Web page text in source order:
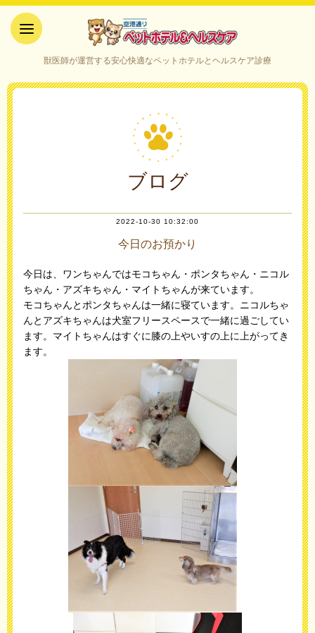
ケア｜山口県宇部市
獣医師が運営する安心快適なペットホテルとヘルスケア診療
ブログ
2022-10-30 10:32:00
今日のお預かり
今日は、ワンちゃんではモコちゃん・ポンタちゃん・ニコル
ちゃん・アズキちゃん・マイトちゃんが来ています。
モコちゃんとポンタちゃんは一緒に寝ています。ニコルちゃ
んとアズキちゃんは犬室フリースペースで一緒に過ごしてい
ます。マイトちゃんはすぐに膝の上やいすの上に上がってき
ます。